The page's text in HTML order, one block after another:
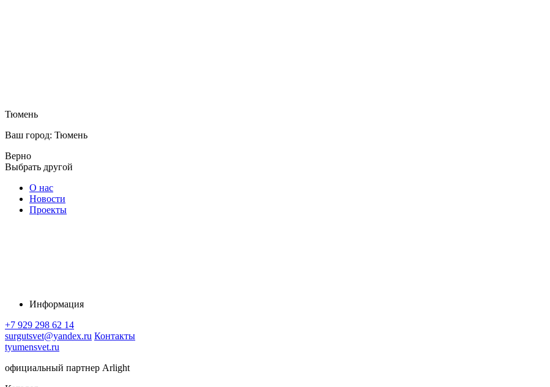
Тюмень
Ваш город: Тюмень
Верно
Выбрать другой
О нас
Новости
Проекты
Информация
+7 929 298 62 14
surgutsvet@yandex.ru Контакты
tyumensvet.ru
официальный партнер Arlight